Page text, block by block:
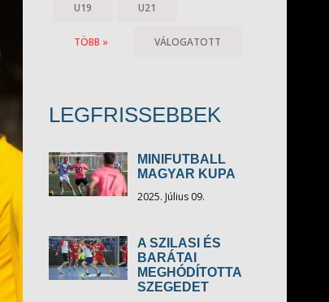
U19 U21
VÁLOGATOTT
TÖBB »
LEGFRISSEBBEK
MINIFUTBALL
MAGYAR KUPA
2025. Július 09.
A SZILASI ÉS
BARÁTAI
MEGHÓDÍTOTTA
SZEGEDET